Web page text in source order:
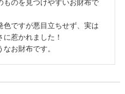
のを見つけやすいお財布で
ですが悪目立ちせず、実は
惹かれました！
お財布です。